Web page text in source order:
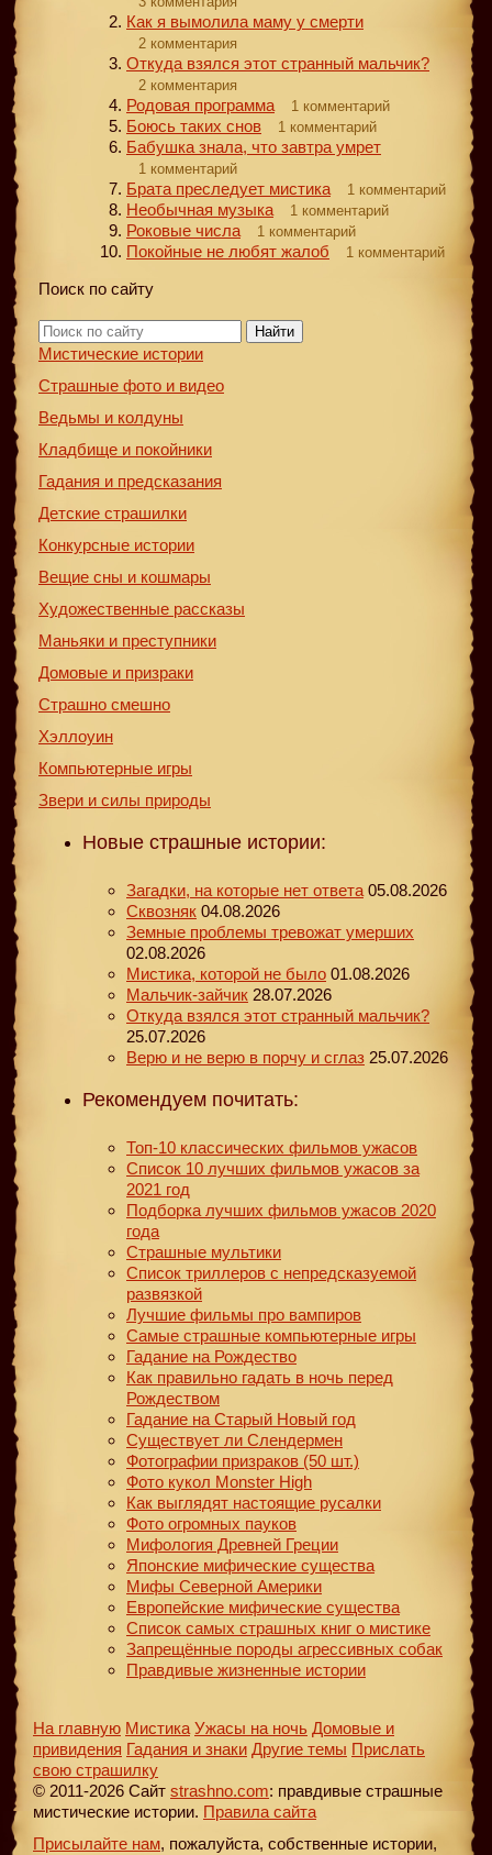
Как я вымолила маму у смерти
2 комментария
Откуда взялся этот странный мальчик?
2 комментария
Родовая программа 1 комментарий
Боюсь таких снов 1 комментарий
Бабушка знала, что завтра умрет
1 комментарий
Брата преследует мистика 1 комментарий
Необычная музыка 1 комментарий
Роковые числа 1 комментарий
Покойные не любят жалоб 1 комментарий
Поиск по сайту
Найти
Мистические истории
Страшные фото и видео
Ведьмы и колдуны
Кладбище и покойники
Гадания и предсказания
Детские страшилки
Конкурсные истории
Вещие сны и кошмары
Художественные рассказы
Маньяки и преступники
Домовые и призраки
Страшно смешно
Хэллоуин
Компьютерные игры
Звери и силы природы
Новые страшные истории:
Загадки, на которые нет ответа 05.08.2026
Сквозняк 04.08.2026
Земные проблемы тревожат умерших
02.08.2026
Мистика, которой не было 01.08.2026
Мальчик-зайчик 28.07.2026
Откуда взялся этот странный мальчик?
25.07.2026
Верю и не верю в порчу и сглаз 25.07.2026
Рекомендуем почитать:
Топ-10 классических фильмов ужасов
Список 10 лучших фильмов ужасов за
2021 год
Подборка лучших фильмов ужасов 2020
года
Страшные мультики
Список триллеров с непредсказуемой
развязкой
Лучшие фильмы про вампиров
Самые страшные компьютерные игры
Гадание на Рождество
Как правильно гадать в ночь перед
Рождеством
Гадание на Старый Новый год
Существует ли Слендермен
Фотографии призраков (50 шт.)
Фото кукол Monster High
Как выглядят настоящие русалки
Фото огромных пауков
Мифология Древней Греции
Японские мифические существа
Мифы Северной Америки
Европейские мифические существа
Список самых страшных книг о мистике
Запрещённые породы агрессивных собак
Правдивые жизненные истории
На главную Мистика Ужасы на ночь Домовые и
привидения Гадания и знаки Другие темы Прислать
свою страшилку
© 2011-2026 Сайт strashno.com: правдивые страшные
мистические истории. Правила сайта
Присылайте нам, пожалуйста, собственные истории,